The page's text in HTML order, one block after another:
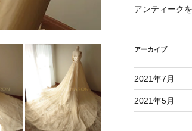
アンティーク
アーカイブ
2021年7月
2021年5月